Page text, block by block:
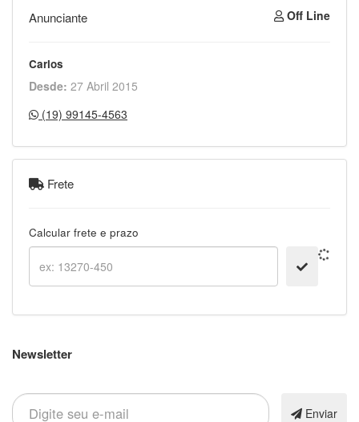
Anunciante Off Line
Carlos
Desde: 27 Abril 2015
(19) 99145-4563
Frete
Calcular frete e prazo
Newsletter
Enviar